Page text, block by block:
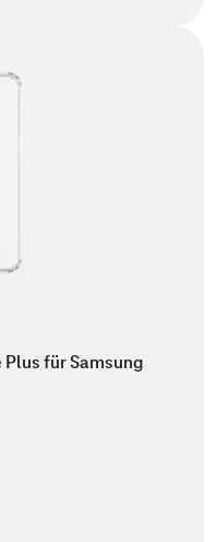
für Samsung